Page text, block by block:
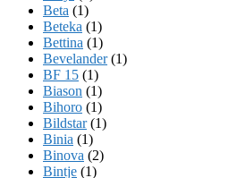
Beta (1)
Beteka (1)
Bettina (1)
Bevelander(1)
BF 15 (1)
Biason (1)
Bihoro (1)
Bildstar(1)
Binia (1)
Binova (2)
Bintje (1)